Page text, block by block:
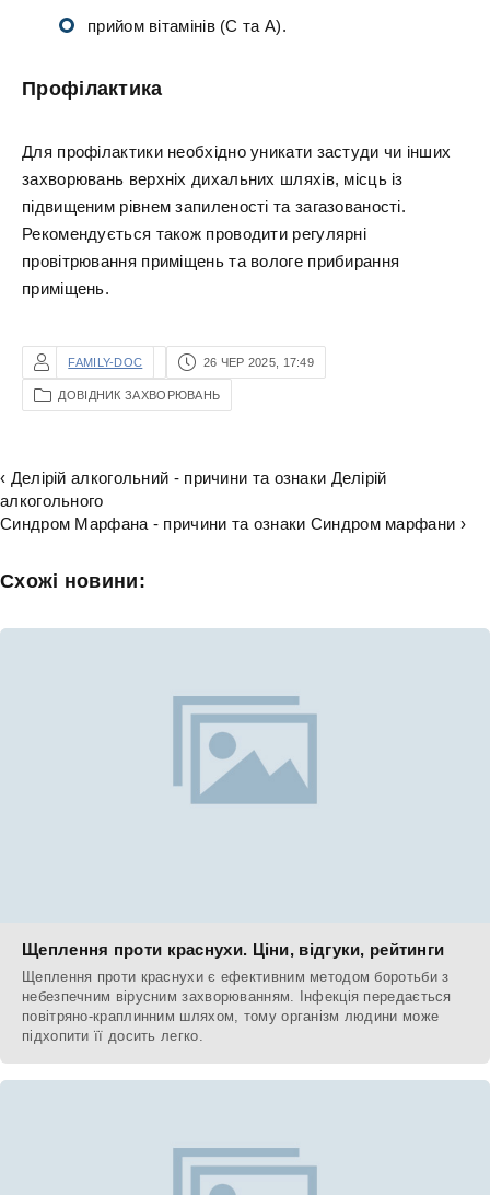
прийом вітамінів (C та A).
Профілактика
Для профілактики необхідно уникати застуди чи інших
захворювань верхніх дихальних шляхів, місць із
підвищеним рівнем запиленості та загазованості.
Рекомендується також проводити регулярні
провітрювання приміщень та вологе прибирання
приміщень.
FAMILY-DOC 26 ЧЕР 2025, 17:49
ДОВІДНИК ЗАХВОРЮВАНЬ
‹ Делірій алкогольний - причини та ознаки Делірій
алкогольного
Синдром Марфана - причини та ознаки Синдром марфани ›
Схожі новини:
Щеплення проти краснухи. Ціни, відгуки, рейтинги
Щеплення проти краснухи є ефективним методом боротьби з
небезпечним вірусним захворюванням. Інфекція передається
повітряно-краплинним шляхом, тому організм людини може
підхопити її досить легко.